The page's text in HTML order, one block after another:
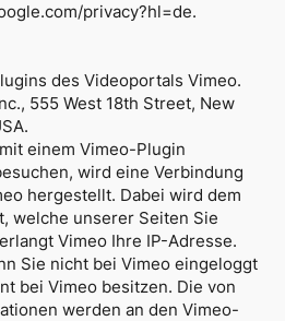
privacy?hl=de.
des Videoportals Vimeo.
555 West 18th Street, New
einem Vimeo-Plugin
wird eine Verbindung
hergestellt. Dabei wird dem
welche unserer Seiten Sie
Vimeo Ihre IP-Adresse.
Sie nicht bei Vimeo eingeloggt
bei Vimeo besitzen. Die von
werden an den Vimeo-